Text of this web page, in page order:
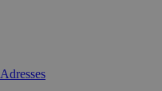
Adresses